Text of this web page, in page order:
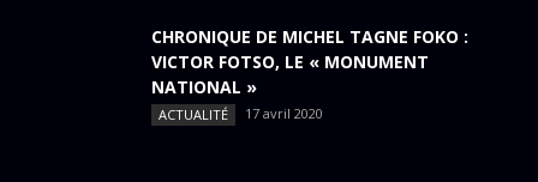
CHRONIQUE DE MICHEL TAGNE FOKO :
VICTOR FOTSO, LE « MONUMENT
NATIONAL »
ACTUALITÉ 17 avril 2020